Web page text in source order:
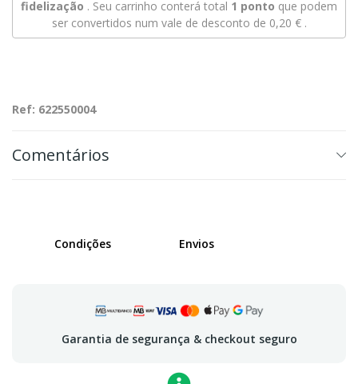
fidelização . Seu carrinho conterá total 1 ponto que podem
ser convertidos num vale de desconto de 0,20 €.
Ref: 622550004
Comentários
Condições Envios
Garantia de segurança & checkout seguro